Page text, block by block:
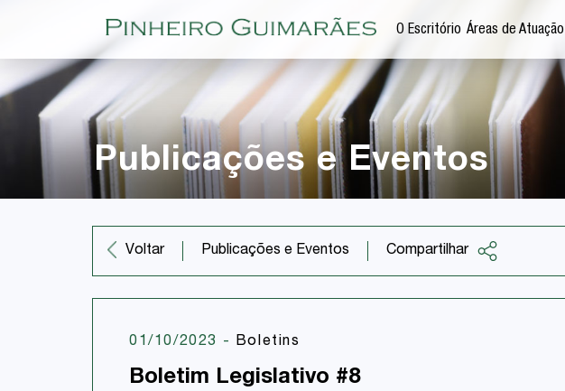
O Escritório Áreas de Atuação
Publicações e Eventos
Voltar Publicações e Eventos Compartilhar
01/10/2023 - Boletins
Boletim Legislativo #8